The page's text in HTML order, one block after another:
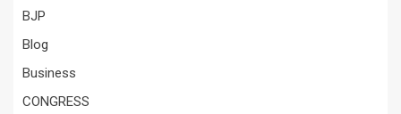
BJP
Blog
Business
CONGRESS